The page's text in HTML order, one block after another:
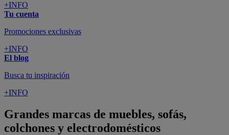
+INFO
Tu cuenta
Promociones exclusivas
+INFO
El blog
Busca tu inspiración
+INFO
Grandes marcas de muebles, sofás,
colchones y electrodomésticos